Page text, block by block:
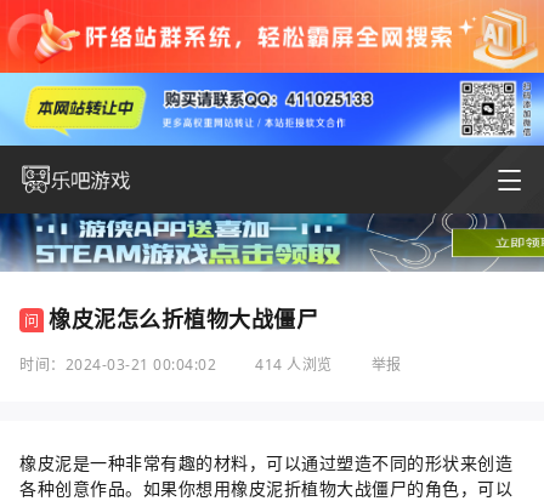
问 橡皮泥怎么折植物大战僵尸
时间：2024-03-21 00:04:02 414 人浏览 举报
橡皮泥是一种非常有趣的材料，可以通过塑造不同的形状来创造
各种创意作品。如果你想用橡皮泥折植物大战僵尸的角色，可以